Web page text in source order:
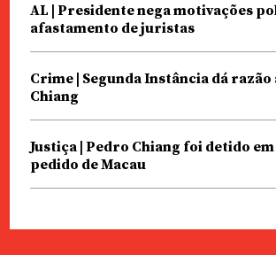
AL | Presidente nega motivações
afastamento de juristas
Crime | Segunda Instância dá razão
Chiang
Justiça | Pedro Chiang foi detido
pedido de Macau